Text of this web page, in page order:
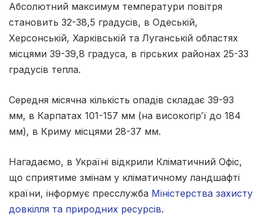
Абсолютний максимум температури повітря
становить 32-38,5 градусів, в Одеській,
Херсонській, Харківській та Луганській областях
місцями 39-39,8 градуса, в гірських районах 25-33
градусів тепла.
Середня місячна кількість опадів складає 39-93
мм, в Карпатах 101-157 мм (на високогір′ї до 184
мм), в Криму місцями 28-37 мм.
Нагадаємо, в Україні відкрили Кліматичний Офіс,
що сприятиме змінам у кліматичному ландшафті
країни, інформує пресслужба Міністерства захисту
довкілля та природних ресурсів.